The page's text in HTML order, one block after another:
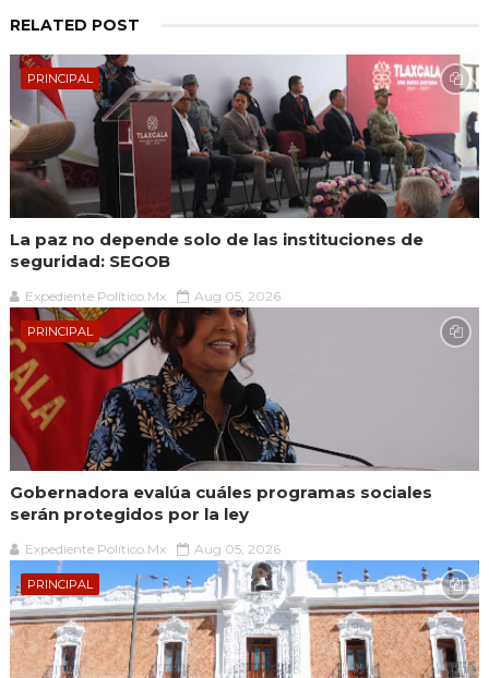
RELATED POST
PRINCIPAL
La paz no depende solo de las instituciones de
seguridad: SEGOB
Expediente Político.Mx Aug 05, 2026
PRINCIPAL
Gobernadora evalúa cuáles programas sociales
serán protegidos por la ley
Expediente Político.Mx Aug 05, 2026
PRINCIPAL